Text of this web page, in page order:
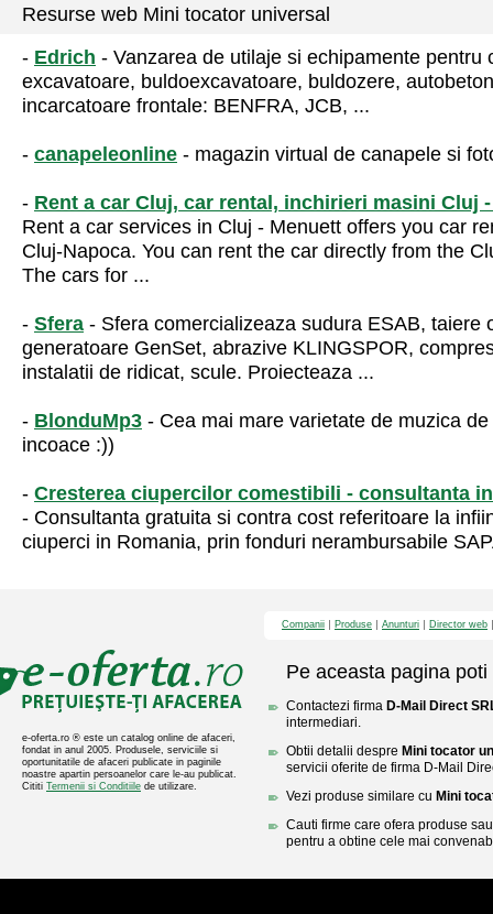
Resurse web Mini tocator universal
- Edrich - Vanzarea de utilaje si echipamente pentru
excavatoare, buldoexcavatoare, buldozere,
incarcatoare frontale: BENFRA, JCB, ...
- canapeleonline - magazin virtual de canapele si
- Rent a car Cluj, car rental, inchirieri masini Cluj
Rent a car services in Cluj - Menuett offers you car
Cluj-Napoca. You can rent the car directly from the
The cars for ...
- Sfera - Sfera comercializeaza sudura ESAB, taiere
generatoare GenSet, abrazive KLINGSPOR,
instalatii de ridicat, scule. Proiecteaza ...
- BlonduMp3 - Cea mai mare varietate de muzica
incoace :))
- Cresterea ciupercilor comestibili - consultanta
- Consultanta gratuita si contra cost referitoare la
ciuperci in Romania, prin fonduri nerambursabile
e-oferta.ro ® este un catalog online de afaceri,
fondat in anul 2005. Produsele, serviciile si
oportunitatile de afaceri publicate in paginile
noastre apartin persoanelor care le-au publicat.
Cititi Termenii si Conditiile de utilizare.
Companii Produse Anunturi Director web
Pe aceasta pagina poti
Contactezi firma D-Mail Direct
intermediari.
Obtii detalii despre Mini tocator
servicii oferite de firma D-Mail
Vezi produse similare cu Mini
Cauti firme care ofera produse
pentru a obtine cele mai